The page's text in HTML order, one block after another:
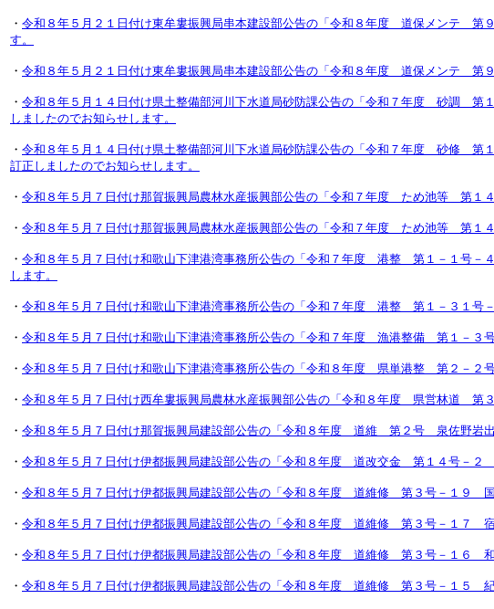
・ 令和８年５月２１日付け東牟婁振興局串本建設部公告の「令和８年度 道保メンテ 第
す。
・ 令和８年５月２１日付け東牟婁振興局串本建設部公告の「令和８年度 道保メンテ 第
・ 令和８年５月１４日付け県土整備部河川下水道局砂防課公告の「令和７年度 砂調
しましたのでお知らせします。
・ 令和８年５月１４日付け県土整備部河川下水道局砂防課公告の「令和７年度 砂修
訂正しましたのでお知らせします。
・ 令和８年５月７日付け那賀振興局農林水産振興部公告の「令和７年度 ため池等 第１
・ 令和８年５月７日付け那賀振興局農林水産振興部公告の「令和７年度 ため池等 第１
・ 令和８年５月７日付け和歌山下津港湾事務所公告の「令和７年度 港整 第１－１号
します。
・ 令和８年５月７日付け和歌山下津港湾事務所公告の「令和７年度 港整 第１－３１号
・ 令和８年５月７日付け和歌山下津港湾事務所公告の「令和７年度 漁港整備 第１－３
・ 令和８年５月７日付け和歌山下津港湾事務所公告の「令和８年度 県単港整 第２－２
・ 令和８年５月７日付け西牟婁振興局農林水産振興部公告の「令和８年度 県営林道 第
・ 令和８年５月７日付け那賀振興局建設部公告の「令和８年度 道維 第２号 泉佐野岩出
・ 令和８年５月７日付け伊都振興局建設部公告の「令和８年度 道改交金 第１４号－２
・ 令和８年５月７日付け伊都振興局建設部公告の「令和８年度 道維修 第３号－１９ 国
・ 令和８年５月７日付け伊都振興局建設部公告の「令和８年度 道維修 第３号－１７ 宿
・ 令和８年５月７日付け伊都振興局建設部公告の「令和８年度 道維修 第３号－１６ 和
・ 令和８年５月７日付け伊都振興局建設部公告の「令和８年度 道維修 第３号－１５ 紀